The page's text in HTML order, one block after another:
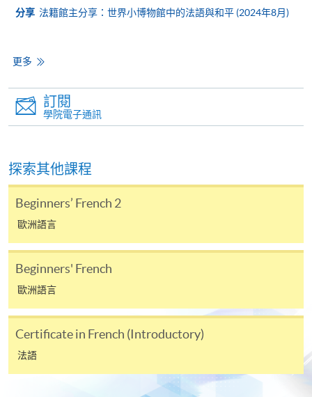
(「通知」)，請填妥有關「通知」，並親往報名中
有關繳費詳情，請參閱
人或報名中心。
選用網上報名服務必須在已接駁互聯網及支援
Google Chrome瀏覽器。
申請人不應閒置申請超過10分鐘。否則，申請人
報讀優惠，請親臨學院的報名中心報名。
在網上報名過程中，由於提交課程申請和付款在系
統處理上為兩個不同的程序，成功付款並不保證成
功被獲取錄。任何不成功的申請，課程組職員將儘
申請人應注意，不論親身或網上報讀，相同的課
程/科目只可提交一次申請。
分享 法籍館主分享：世界小博物館中的法語與和平 (2024年8月)
更多
訂閱
學院電子通訊
探索其他課程
Beginners’ French 2
歐洲語言
Beginners' French
歐洲語言
Certificate in French (Introductory)
法語